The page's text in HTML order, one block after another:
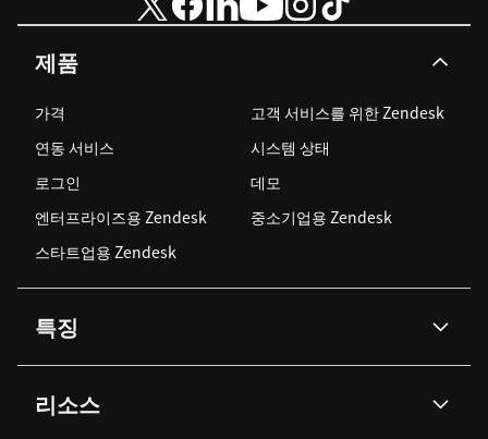
제품
가격
고객 서비스를 위한 Zendesk
연동 서비스
시스템 상태
로그인
데모
엔터프라이즈용 Zendesk
중소기업용 Zendesk
스타트업용 Zendesk
특징
Zendesk AI
리소스